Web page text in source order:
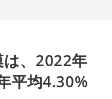
、2022年
平均4.30%